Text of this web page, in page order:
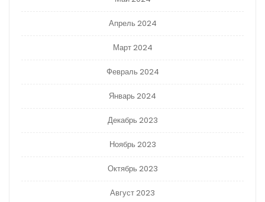
Апрель 2024
Март 2024
Февраль 2024
Январь 2024
Декабрь 2023
Ноябрь 2023
Октябрь 2023
Август 2023